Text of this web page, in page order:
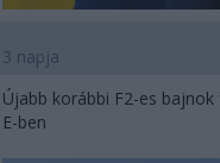
3 napja
Újabb korábbi F2-es
E-ben